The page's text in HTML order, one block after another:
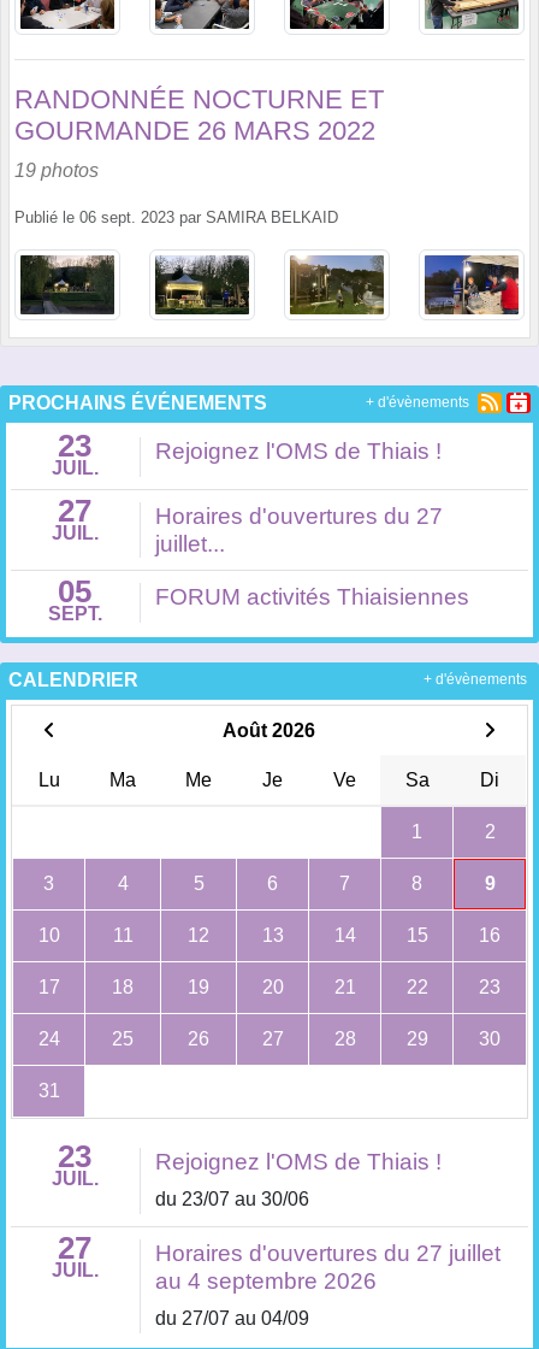
RANDONNÉE NOCTURNE ET
GOURMANDE 26 MARS 2022
19 photos
Publié le 06 sept. 2023 par SAMIRA BELKAID
PROCHAINS ÉVÉNEMENTS
23
JUIL.
Rejoignez l'OMS de Thiais !
27
JUIL.
Horaires d'ouvertures du 27
juillet...
05
SEPT.
FORUM activités Thiaisiennes
+ d'évènements
CALENDRIER
Août 2026
Lu Ma Me Je Ve Sa Di
1 2
3 4 5 6 7 8 9
10 11 12 13 14 15 16
17 18 19 20 21 22 23
24 25 26 27 28 29 30
31
23
JUIL.
Rejoignez l'OMS de Thiais !
du 23/07 au 30/06
27
JUIL.
Horaires d'ouvertures du 27 juillet
au 4 septembre 2026
du 27/07 au 04/09
+ d'évènements